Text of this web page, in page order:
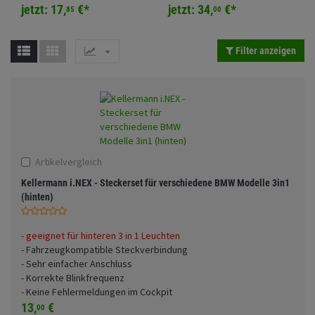
Sturzbügel und
Rucksäcke
Gepäck Zubehör
Fahrwerk
Zubehör
Anmelden
jetzt: 17,85 €*
schwarz
jetzt: 34,00 €*
Filter anzeigen
Artikelvergleich
Kellermann i.NEX - Steckerset für verschiedene BMW Modelle 3in1
(hinten)
- geeignet für hinteren 3 in 1 Leuchten
- Fahrzeugkompatible Steckverbindung
- Sehr einfacher Anschluss
- Korrekte Blinkfrequenz
- Keine Fehlermeldungen im Cockpit
13,00 €